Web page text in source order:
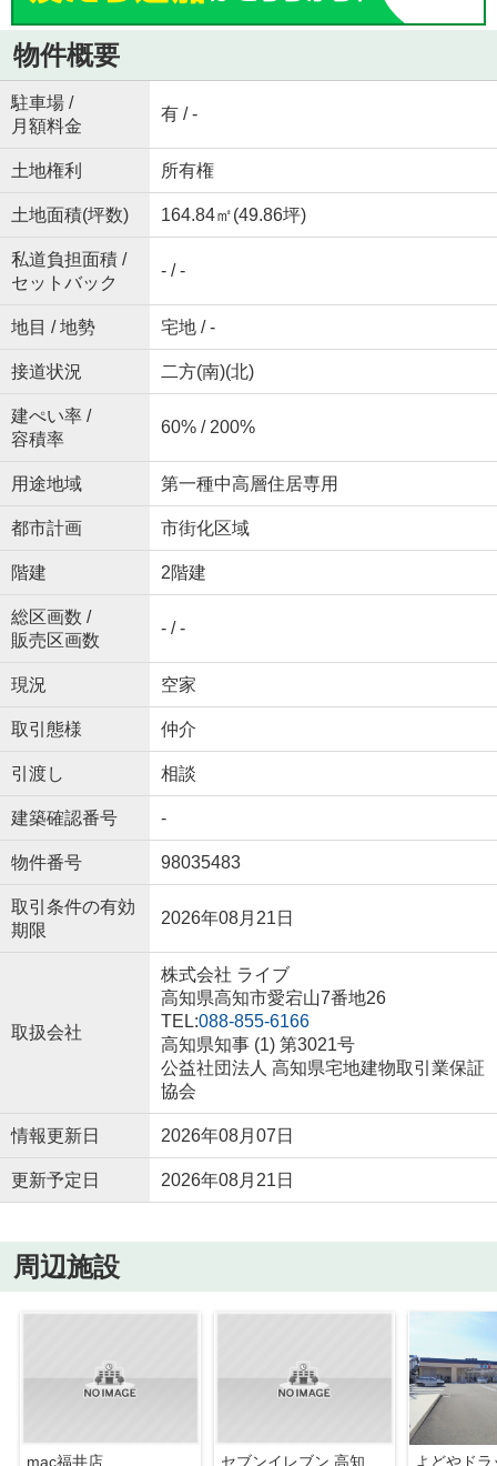
物件概要
駐車場 /
月額料金
有 / -
土地権利 所有権
土地面積(坪数) 164.84㎡(49.86坪)
私道負担面積 /
セットバック
- / -
地目 / 地勢 宅地 / -
接道状況 二方(南)(北)
建ぺい率 /
容積率
60% / 200%
用途地域 第一種中高層住居専用
都市計画 市街化区域
階建 2階建
総区画数 /
販売区画数
- / -
現況 空家
取引態様 仲介
引渡し 相談
建築確認番号 -
物件番号 98035483
取引条件の有効
期限
2026年08月21日
取扱会社
株式会社 ライブ
高知県高知市愛宕山7番地26
TEL:088-855-6166
高知県知事 (1) 第3021号
公益社団法人 高知県宅地建物取引業保証
協会
情報更新日 2026年08月07日
更新予定日 2026年08月21日
周辺施設
mac福井店
セブンイレブン 高知福井町店
よどやド